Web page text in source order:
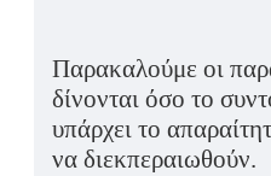
Παρακαλούμε οι
δίνονται όσο το
υπάρχει το
να διεκπεραιωθούν.